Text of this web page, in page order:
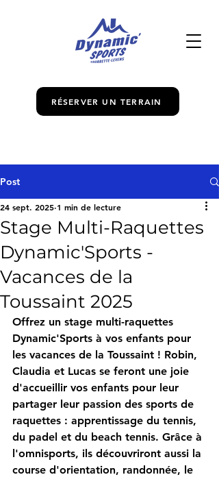
RÉSERVER UN TERRAIN
Post
Stage Multi-Raquettes
Dynamic'Sports -
Vacances de la
Toussaint 2025
24 sept. 2025 1 min de lecture
Offrez un stage multi-raquettes
Dynamic'Sports à vos enfants pour
les vacances de la Toussaint ! Robin,
Claudia et Lucas se feront une joie
d'accueillir vos enfants pour leur
partager leur passion des sports de
raquettes : apprentissage du tennis,
du padel et du beach tennis. Grâce à
l'omnisports, ils découvriront aussi la
course d'orientation, randonnée, le